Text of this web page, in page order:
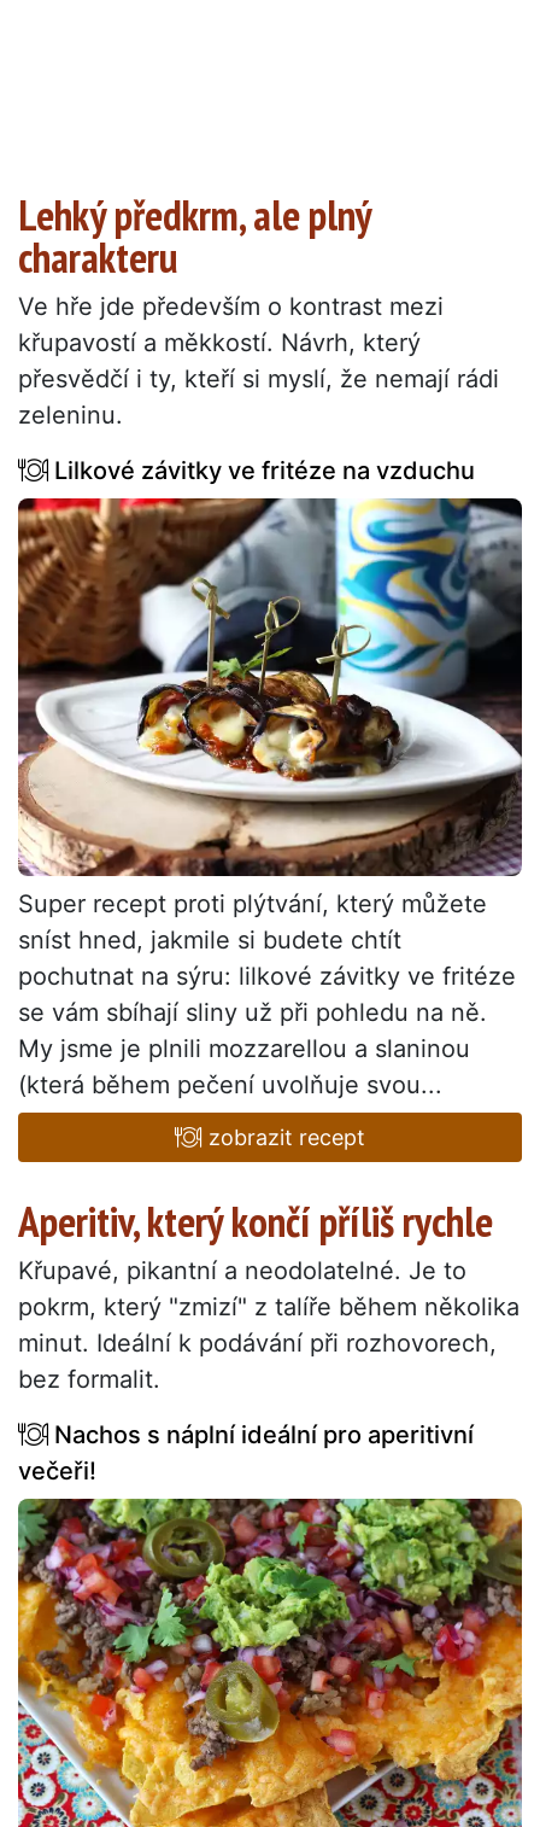
Lehký předkrm, ale plný
charakteru
Ve hře jde především o kontrast mezi
křupavostí a měkkostí. Návrh, který
přesvědčí i ty, kteří si myslí, že nemají rádi
zeleninu.
Lilkové závitky ve fritéze na vzduchu
Super recept proti plýtvání, který můžete
sníst hned, jakmile si budete chtít
pochutnat na sýru: lilkové závitky ve fritéze
se vám sbíhají sliny už při pohledu na ně.
My jsme je plnili mozzarellou a slaninou
(která během pečení uvolňuje svou...
zobrazit recept
Aperitiv, který končí příliš rychle
Křupavé, pikantní a neodolatelné. Je to
pokrm, který "zmizí" z talíře během několika
minut. Ideální k podávání při rozhovorech,
bez formalit.
Nachos s náplní ideální pro aperitivní
večeři!